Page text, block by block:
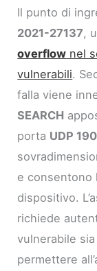
Il punto di
2021-27137,
overflow nel
vulnerabili.
falla viene
SEARCH
porta UDP
e consentono
dispositivo.
richiede
vulnerabile
permettere